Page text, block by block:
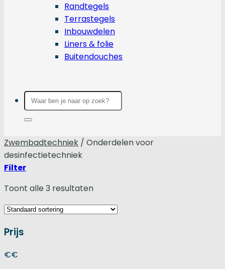
Randtegels
Terrastegels
Inbouwdelen
Liners & folie
Buitendouches
Zoeken
naar:
Zwembadtechniek / Onderdelen voor
desinfectietechniek
Filter
Toont alle 3 resultaten
Prijs
€€